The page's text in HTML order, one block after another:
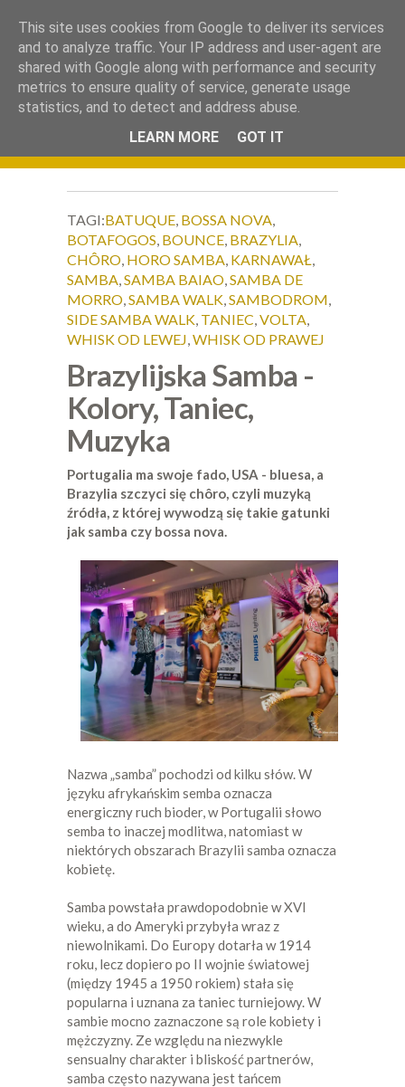
Okiem Obiektywu.
TAGI:BATUQUE, BOSSA NOVA,
BOTAFOGOS, BOUNCE, BRAZYLIA,
CHÔRO, HORO SAMBA, KARNAWAŁ,
SAMBA,SAMBA BAIAO,SAMBA DE
MORRO,SAMBA WALK,SAMBODROM,
SIDE SAMBA WALK, TANIEC,VOLTA,
WHISK OD LEWEJ,WHISK OD PRAWEJ
Brazylijska Samba -
Kolory, Taniec,
Muzyka
Portugalia ma swoje fado, USA - bluesa, a
Brazylia szczyci się chôro, czyli muzyką
źródła, z której wywodzą się takie gatunki
jak samba czy bossa nova.
Nazwa „samba” pochodzi od kilku słów. W
języku afrykańskim semba oznacza
energiczny ruch bioder, w Portugalii słowo
semba to inaczej modlitwa, natomiast w
niektórych obszarach Brazylii samba oznacza
kobietę.
Samba powstała prawdopodobnie w XVI
wieku, a do Ameryki przybyła wraz z
niewolnikami. Do Europy dotarła w 1914
roku, lecz dopiero po II wojnie światowej
(między 1945 a 1950 rokiem) stała się
popularna i uznana za taniec turniejowy. W
sambie mocno zaznaczone są role kobiety i
mężczyzny. Ze względu na niezwykle
sensualny charakter i bliskość partnerów,
samba często nazywana jest tańcem
This site uses cookies from Google to deliver its services
and to analyze traffic. Your IP address and user-agent are
shared with Google along with performance and security
metrics to ensure quality of service, generate usage
statistics, and to detect and address abuse.
LEARN MORE
GOT IT